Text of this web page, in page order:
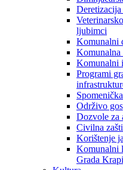
ljubimci
Komunalni
Komunalna
Komunalni
Programi
Održivo
Dozvole za
Civilna
Korištenje
Komunalni
Grada